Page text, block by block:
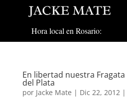
Hora local en Rosario:
En libertad nuestra
del Plata
por Jacke Mate | Dic 22, 2012 |